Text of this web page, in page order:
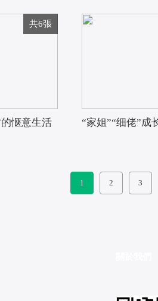
共6張
惬意生活 “家姐”“细佬”
1 2 3